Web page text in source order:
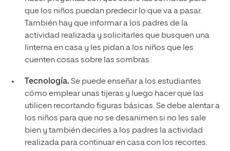
que los niños puedan predecir lo que va a pasar.
También hay que informar a los padres de la
actividad realizada y solicitarles que busquen una
linterna en casa y les pidan a los niños que les
cuenten cosas sobre las sombras.
Tecnología. Se puede enseñar a los estudiantes
cómo emplear unas tijeras y luego hacer que las
utilicen recortando figuras básicas. Se debe alentar a
los niños para que no se desanimen si no les sale
bien y también decirles a los padres la actividad
realizada para continuar en casa con los recortes.